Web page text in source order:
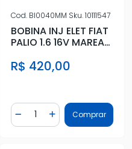
Cod. BI0040MM Sku.10111547
BOBINA INJ ELET FIAT
PALIO 1.6 16V MAREA
R$ 420,00
Diminuir Quantidade
Quantidade
AdicionarComprar